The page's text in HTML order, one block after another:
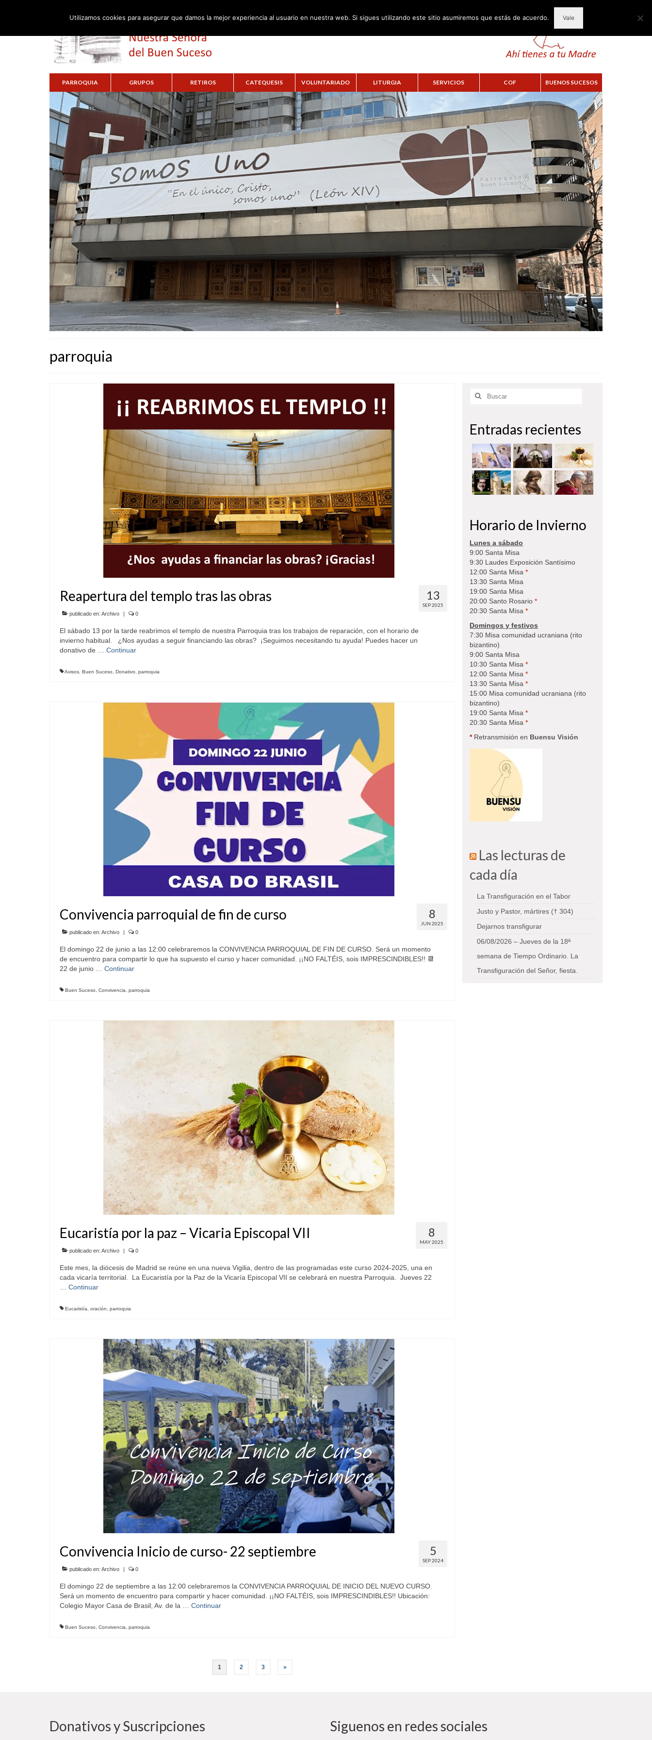
PARROQUIA GRUPOS RETIROS CATEQUESIS VOLUNTARIADO LITURGIA SERVICIOS COF BUENOS SUCESOS
parroquia
13
SEP 2025
Reapertura del templo tras las obras
publicado en: Archivo | 0
El sábado 13 por la tarde reabrimos el templo de nuestra Parroquia tras los trabajos de reparación, con el horario de
invierno habitual. ¿Nos ayudas a seguir financiando las obras? ¡Seguimos necesitando tu ayuda! Puedes hacer un
donativo de … Continuar
Avisos Buen Suceso Donativo parroquia
8
JUN 2025
Convivencia parroquial de fin de curso
publicado en: Archivo | 0
El domingo 22 de junio a las 12:00 celebraremos la CONVIVENCIA PARROQUIAL DE FIN DE CURSO. Será un momento
de encuentro para compartir lo que ha supuesto el curso y hacer comunidad. ¡¡NO FALTÉIS, sois IMPRESCINDIBLES!! 📆
22 de junio … Continuar
Buen Suceso Convivencia parroquia
8
MAY 2025
Eucaristía por la paz – Vicaria Episcopal VII
publicado en: Archivo | 0
Este mes, la diócesis de Madrid se reúne en una nueva Vigilia, dentro de las programadas este curso 2024-2025, una en
cada vicaría territorial. La Eucaristía por la Paz de la Vicaría Episcopal VII se celebrará en nuestra Parroquia. Jueves 22
Continuar
Eucaristía oración parroquia
5
SEP 2024
Convivencia Inicio de curso- 22 septiembre
publicado en: Archivo | 0
El domingo 22 de septiembre a las 12:00 celebraremos la CONVIVENCIA PARROQUIAL DE INICIO DEL NUEVO CURSO.
Será un momento de encuentro para compartir y hacer comunidad. ¡¡NO FALTÉIS, sois IMPRESCINDIBLES!! Ubicación:
Colegio Mayor Casa de Brasil, Av. de la … Continuar
Buen Suceso Convivencia parroquia
1 2 3 »
Buscar
por:
Entradas recientes
Horario de Invierno
Lunes a sábado
9:00 Santa Misa
9:30 Laudes Exposición Santísimo
12:00 Santa Misa*
13:30 Santa Misa
19:00 Santa Misa
20:00 Santo Rosario*
20:30 Santa Misa*
Domingos y festivos
7:30 Misa comunidad ucraniana (rito
bizantino)
9:00 Santa Misa
10:30 Santa Misa*
12:00 Santa Misa*
13:30 Santa Misa*
15:00 Misa comunidad ucraniana (rito
bizantino)
19:00 Santa Misa*
20:30 Santa Misa*
*Retransmisión en Buensu Visión
Las lecturas de
cada día
La Transfiguración en el Tabor
Justo y Pastor, mártires († 304)
Dejarnos transfigurar
06/08/2026 – Jueves de la 18ª
semana de Tiempo Ordinario. La
Transfiguración del Señor, fiesta.
Donativos y Suscripciones Siguenos en redes sociales
Utilizamos cookies para asegurar que damos la mejor experiencia al usuario en nuestra web. Si sigues utilizando este sitio asumiremos que estás de acuerdo. Vale